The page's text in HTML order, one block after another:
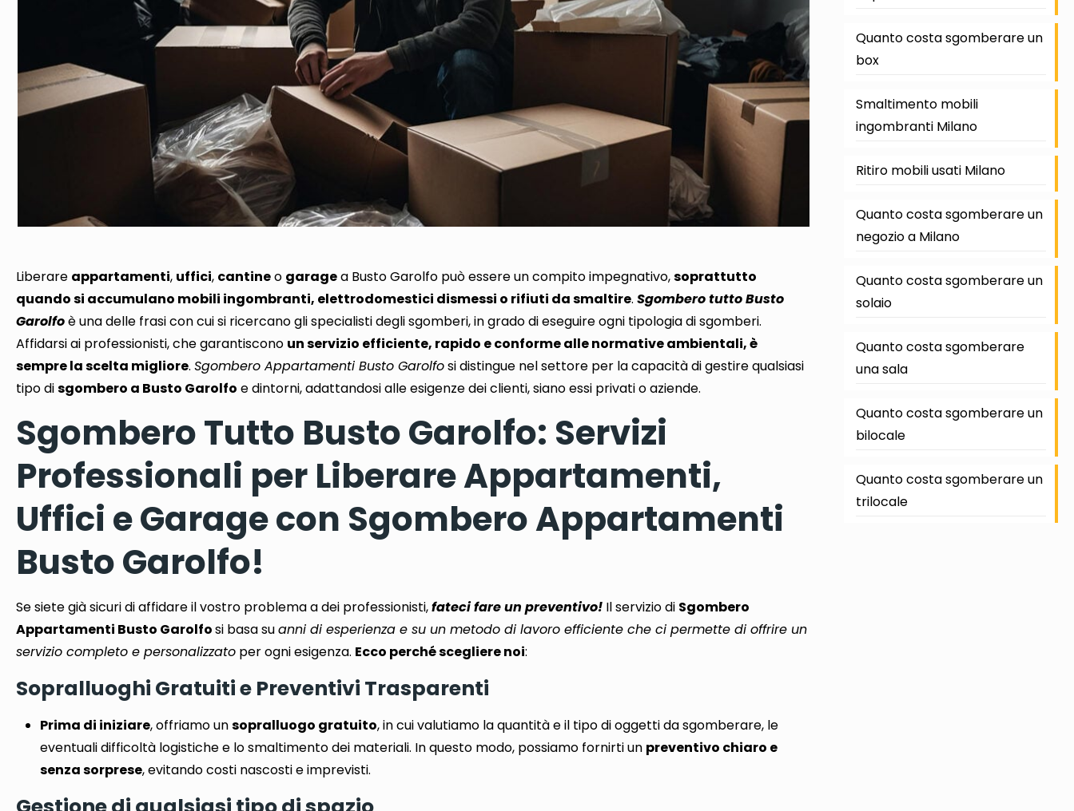
Liberare appartamenti, uffici, cantineo garagea Busto Garolfo può essere un compito impegnativo,soprattutto
quando si accumulano mobili ingombranti, elettrodomestici dismessi o rifiuti da smaltire.Sgombero tutto Busto
Garolfoè una delle frasi con cui si ricercano gli specialisti degli sgomberi, in grado di eseguire ogni tipologia di sgomberi.
Affidarsi ai professionisti, che garantiscono un servizio efficiente, rapido e conforme alle normative ambientali, è
sempre la scelta migliore.Sgombero Appartamenti Busto Garolfosi distingue nel settore per la capacità di gestire qualsiasi
tipo disgombero a Busto Garolfo e dintorni, adattandosi alle esigenze dei clienti, siano essi privati ​​o aziende.
Sgombero Tutto Busto Garolfo: Servizi
Professionali per Liberare Appartamenti,
Uffici e Garage con Sgombero Appartamenti
Busto Garolfo!
Se siete già sicuri di affidare il vostro problema a dei professionisti,fateci fare un preventivo! Il servizio di Sgombero
Appartamenti Busto Garolfosi basa suanni di esperienza e su un metodo di lavoro efficiente che ci permette di offrire un
servizio completo e personalizzato per ogni esigenza. Ecco perché scegliere noi:
Sopralluoghi Gratuiti e Preventivi Trasparenti
Prima di iniziare, offriamo unsopralluogo gratuito,in cui valutiamo la quantità e il tipo di oggetti da sgomberare, le
eventuali difficoltà logistiche e lo smaltimento dei materiali. In questo modo, possiamo fornirti un preventivo chiaro e
senza sorprese,evitando costi nascosti e imprevisti.
Quanto costa sgomberare un
box
Smaltimento mobili
ingombranti Milano
Ritiro mobili usati Milano
Quanto costa sgomberare un
negozio a Milano
Quanto costa sgomberare un
solaio
Quanto costa sgomberare
una sala
Quanto costa sgomberare un
bilocale
Quanto costa sgomberare un
trilocale